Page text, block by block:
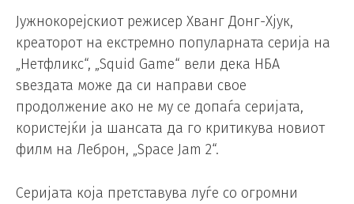
Јужнокорејскиот режисер Хванг Донг-Хјук,
креаторот на екстремно популарната серија на
„Нетфликс“, „Squid Game“ вели дека НБА
ѕвездата може да си направи свое
продолжение ако не му се допаѓа серијата,
користејќи ја шансата да го критикува новиот
филм на Леброн, „Space Jam 2“.
Серијата која претставува луѓе со огромни